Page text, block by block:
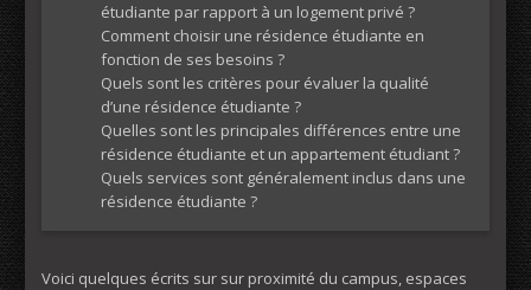
étudiante par rapport à un logement privé ?
Comment choisir une résidence étudiante en
fonction de ses besoins ?
Quels sont les critères pour évaluer la qualité
d’une résidence étudiante ?
Quelles sont les principales différences entre une
résidence étudiante et un appartement étudiant ?
Quels services sont généralement inclus dans une
résidence étudiante ?
Voici quelques écrits sur sur proximité du campus, espaces